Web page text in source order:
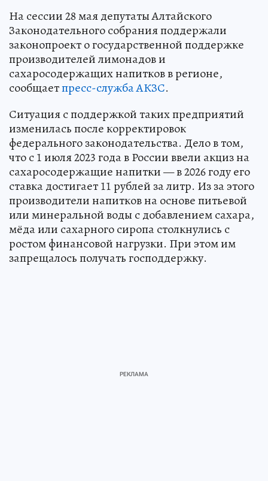
На сессии 28 мая депутаты Алтайского
Законодательного собрания поддержали
законопроект о государственной поддержке
производителей лимонадов и
сахаросодержащих напитков в регионе,
сообщаетпресс-служба АКЗС.
Ситуация с поддержкой таких предприятий
изменилась после корректировок
федерального законодательства. Дело в том,
что с 1 июля 2023 года в России ввели акциз на
сахаросодержащие напитки — в 2026 году его
ставка достигает 11 рублей за литр. Из за этого
производители напитков на основе питьевой
или минеральной воды с добавлением сахара,
мёда или сахарного сиропа столкнулись с
ростом финансовой нагрузки. При этом им
запрещалось получать господдержку.